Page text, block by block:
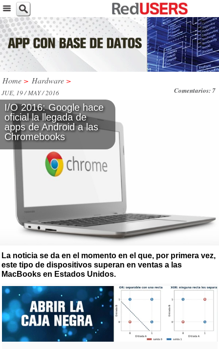
Home > Hardware >
Comentarios: 7
JUE, 19 / MAY / 2016
I/O 2016: Google hace
oficial la llegada de
apps de Android a las
Chromebooks
La noticia se da en el momento en el que, por primera vez,
este tipo de dispositivos superan en ventas a las
MacBooks en Estados Unidos.